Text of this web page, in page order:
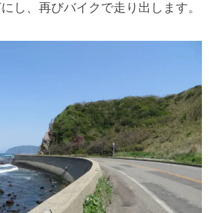
し、再びバイクで走り出します。